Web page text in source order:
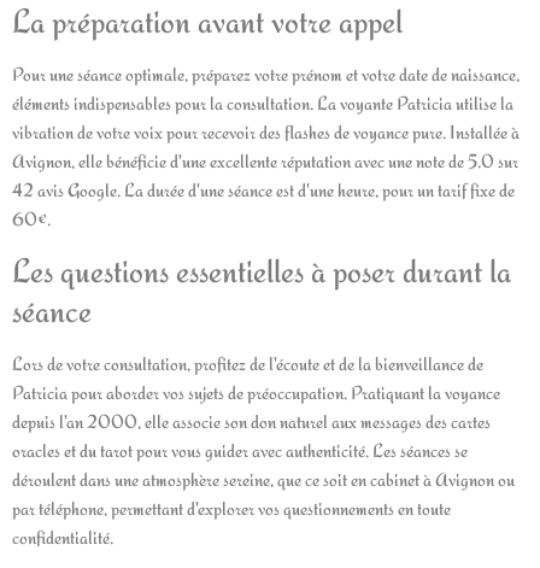
La préparation avant votre appel
Pour une séance optimale, préparez votre prénom et votre date de naissance,
éléments indispensables pour la consultation. La voyante Patricia utilise la
vibration de votre voix pour recevoir des flashes de voyance pure. Installée à
Avignon, elle bénéficie d'une excellente réputation avec une note de 5.0 sur
42 avis Google. La durée d'une séance est d'une heure, pour un tarif fixe de
60€.
Les questions essentielles à poser durant la
séance
Lors de votre consultation, profitez de l'écoute et de la bienveillance de
Patricia pour aborder vos sujets de préoccupation. Pratiquant la voyance
depuis l'an 2000, elle associe son don naturel aux messages des cartes
oracles et du tarot pour vous guider avec authenticité. Les séances se
déroulent dans une atmosphère sereine, que ce soit en cabinet à Avignon ou
par téléphone, permettant d'explorer vos questionnements en toute
confidentialité.